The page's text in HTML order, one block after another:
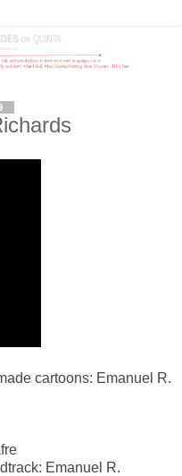
cartoons: Emanuel R.
Emanuel R.